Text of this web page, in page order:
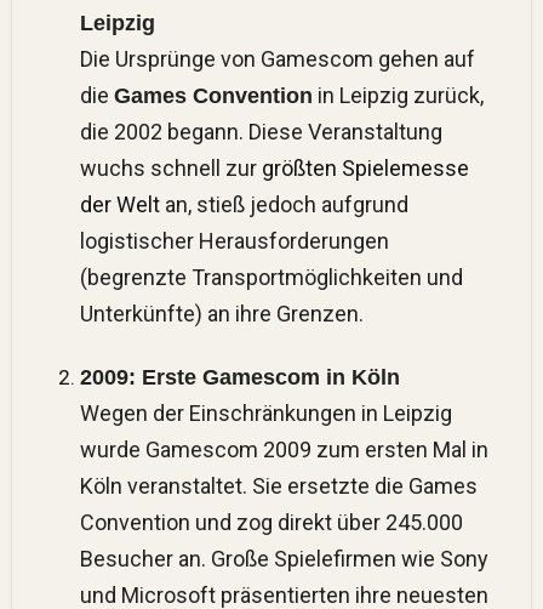
Leipzig
Die Ursprünge von Gamescom gehen auf
die Games Convention in Leipzig zurück,
die 2002 begann. Diese Veranstaltung
wuchs schnell zur größten Spielemesse
der Weltan, stieß jedoch aufgrund
logistischer Herausforderungen
(begrenzte Transportmöglichkeiten und
Unterkünfte) an ihre Grenzen​.
2009: Erste Gamescom in Köln
Wegen der Einschränkungen in Leipzig
wurde Gamescom 2009 zum ersten Mal in
Köln veranstaltet. Sie ersetzte die Games
Convention und zog direkt über 245.000
Besucher an. Große Spielefirmen wie Sony
und Microsoft präsentierten ihre neuesten